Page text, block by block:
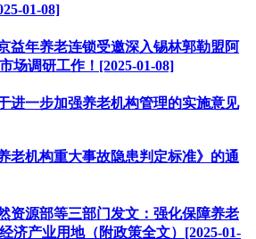
01-08]
益年养老连锁受邀深入锡林郭勒盟阿
场调研工作！[2025-01-08]
进一步加强养老机构管理的实施意见
老机构重大事故隐患判定标准》的通
资源部等三部门发文：强化保障养老
济产业用地（附政策全文）[2025-01-